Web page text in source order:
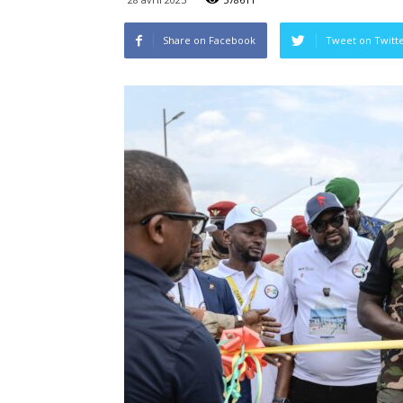
Share on Facebook Tweet on